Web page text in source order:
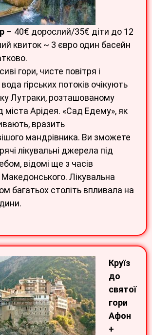
– 40€ дорослий/35€ діти до 12
квиток ~ 3 євро один басейн
гори, чисте повітря і
гірських потоків очікують
Лутраки, розташованому
міста Арідея. «Сад Едему», як
вразить
мандрівника. Ви зможете
лікувальні джерела під
відомі ще з часів
Лікувальна
багатьох століть впливала на
Круїз
до
святої
гори
Афон
+